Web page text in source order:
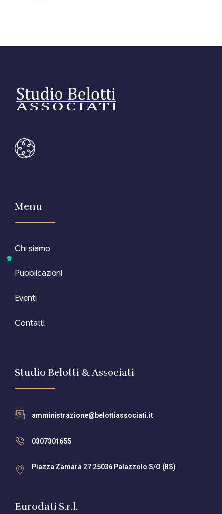
Menu
Chi siamo
Pubblicazioni
Eventi
Contatti
Studio Belotti & Associati
amministrazione@belottiassociati.it
0307301655
Piazza Zamara 27 25036 Palazzolo S/O (BS)
Eurodati S.r.l.